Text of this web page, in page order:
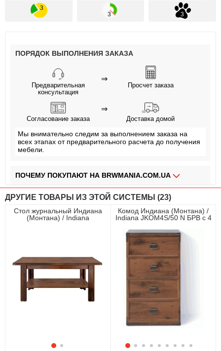
ПОРЯДОК ВЫПОЛНЕНИЯ ЗАКАЗА
Предварительная
консультация
⇒
Просчет заказа
Согласование заказа
⇒
Доставка домой
Мы внимательно следим за выполнением заказа на
всех этапах от предварительного расчета до получения
мебели.
ПОЧЕМУ ПОКУПАЮТ НА BRWMANIA.COM.UA
ДОСТАВКА ЗА 2 ДНЯ
ПЛАТИ АВАНС, А ОСТАЛЬНОЕ ПРИ ПОЛУЧЕНИИ
99,9% ДОВОЛЬНЫХ КЛИЕНТОВ
ДРУГИЕ ТОВАРЫ ИЗ ЭТОЙ СИСТЕМЫ (23)
Стол журнальный Индиана
(Монтана) / Indiana
Комод Индиана (Монтана) /
Indiana JKOM4S/50 N БРВ с 4